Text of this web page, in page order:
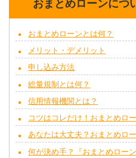
おまとめローンにつ
おまとめローンとは何？
メリット・デメリット
申し込み方法
総量規制とは何？
信用情報機関とは？
コツはコレだけ！おまとめロ
あなたは大丈夫？おまとめロ
何が決め手？『おまとめロー